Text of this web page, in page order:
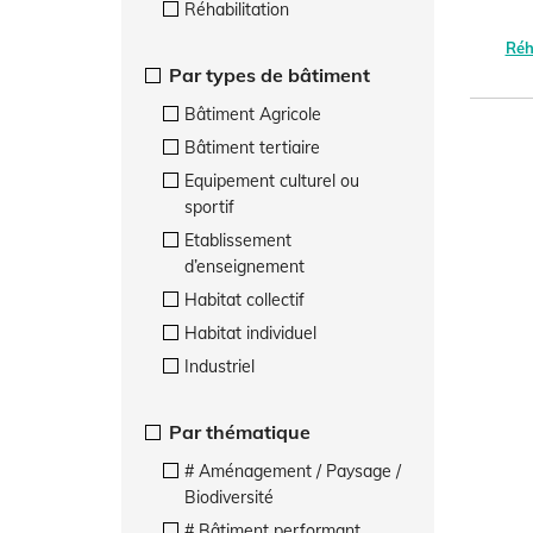
Réhabilitation
Par types de bâtiment
Bâtiment Agricole
Bâtiment tertiaire
Equipement culturel ou
sportif
Etablissement
d’enseignement
Habitat collectif
Habitat individuel
Industriel
Par thématique
# Aménagement / Paysage /
Biodiversité